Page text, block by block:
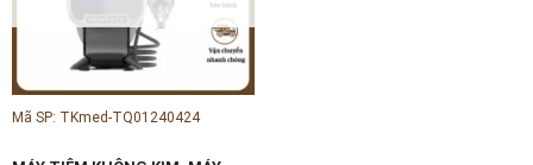
Mã SP: TKmed-TQ01240424